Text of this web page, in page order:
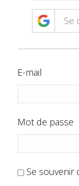
Se
E-mail
Mot de passe
Se souvenir